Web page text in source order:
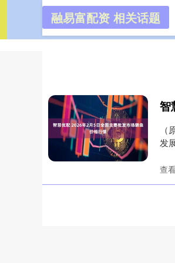
融易富配资 相关话题
发
查